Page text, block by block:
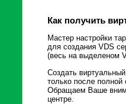
Как получить
Мастер настройки
для создания VDS
(весь на выделеном
Создать
только после полной
Обращаем Ваше
центре.